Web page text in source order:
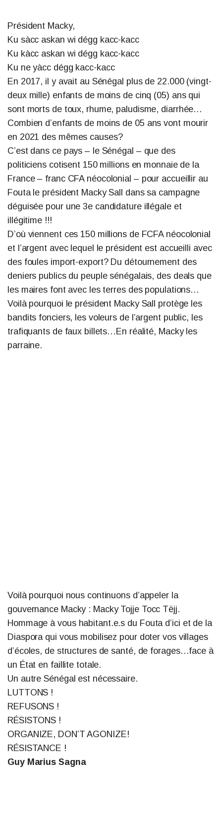
Président Macky,
Ku sàcc askan wi dégg kacc-kacc
Ku kàcc askan wi dégg kacc-kacc
Ku ne yàcc dégg kacc-kacc
En 2017, il y avait au Sénégal plus de 22.000 (vingt-
deux mille) enfants de moins de cinq (05) ans qui
sont morts de toux, rhume, paludisme, diarrhée…
Combien d’enfants de moins de 05 ans vont mourir
en 2021 des mêmes causes?
C’est dans ce pays – le Sénégal – que des
politiciens cotisent 150 millions en monnaie de la
France – franc CFA néocolonial – pour accueillir au
Fouta le président Macky Sall dans sa campagne
déguisée pour une 3e candidature illégale et
illégitime !!!
D’où viennent ces 150 millions de FCFA néocolonial
et l’argent avec lequel le président est accueilli avec
des foules import-export? Du détournement des
deniers publics du peuple sénégalais, des deals que
les maires font avec les terres des populations…
Voilà pourquoi le président Macky Sall protège les
bandits fonciers, les voleurs de l’argent public, les
trafiquants de faux billets…En réalité, Macky les
parraine.
Voilà pourquoi nous continuons d’appeler la
gouvernance Macky : Macky Tojje Tocc Tëjj.
Hommage à vous habitant.e.s du Fouta d’ici et de la
Diaspora qui vous mobilisez pour doter vos villages
d’écoles, de structures de santé, de forages…face à
un État en faillite totale.
Un autre Sénégal est nécessaire.
LUTTONS !
REFUSONS !
RÉSISTONS !
ORGANIZE, DON’T AGONIZE!
RÉSISTANCE !
Guy Marius Sagna